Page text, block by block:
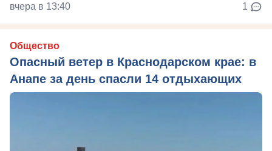
вчера в 13:40 1
Общество
Опасный ветер в Краснодарском крае: в
Анапе за день спасли 14 отдыхающих